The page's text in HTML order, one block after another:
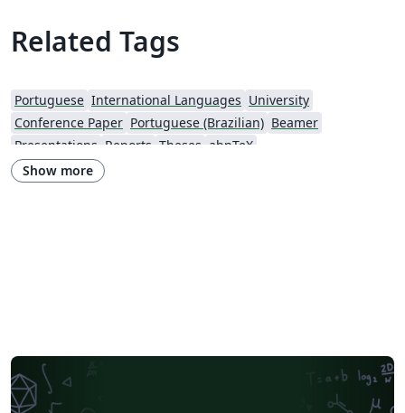
Related Tags
Portuguese International Languages University
Conference Paper Portuguese (Brazilian) Beamer
Presentations Reports Theses abnTeX
Show more